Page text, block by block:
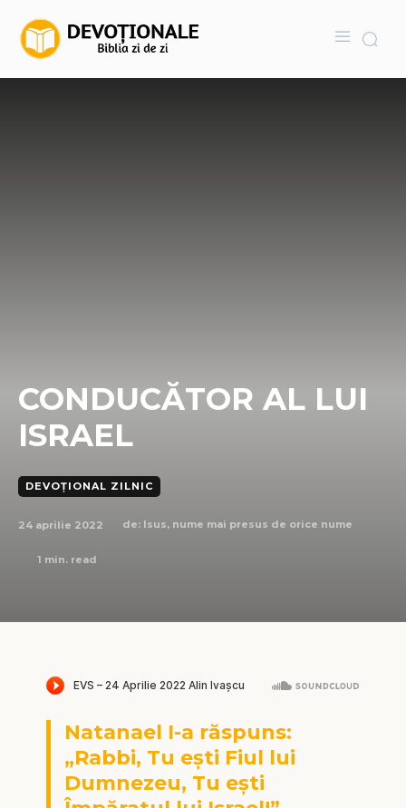
CONDUCĂTOR AL LUI
ISRAEL
DEVOȚIONAL ZILNIC
24 aprilie 2022 de: Isus, nume mai presus de orice nume
1 min. read
Natanael I-a răspuns:
„Rabbi, Tu ești Fiul lui
Dumnezeu, Tu ești